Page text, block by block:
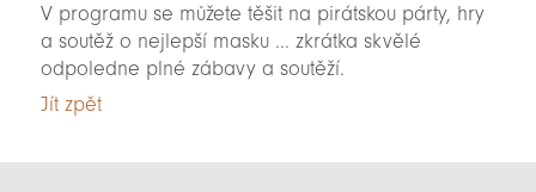
V programu se můžete těšit na pirátskou párty, hry
a soutěž o nejlepší masku ... zkrátka skvělé
odpoledne plné zábavy a soutěží.
Jít zpět